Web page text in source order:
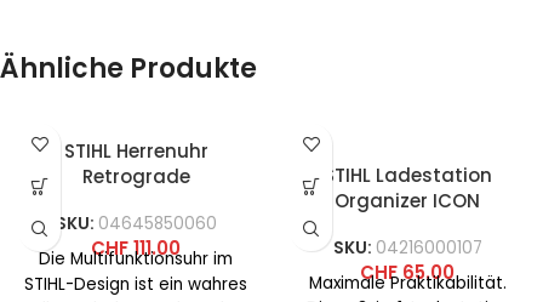
Ähnliche Produkte
STIHL Herrenuhr
Retrograde
SKU: 04645850060
CHF111.00
Die Multifunktionsuhr im
STIHL-Design ist ein wahres
STIHL Ladestation
Organizer ICON
SKU: 04216000107
CHF65.00
Maximale Praktikabilität.